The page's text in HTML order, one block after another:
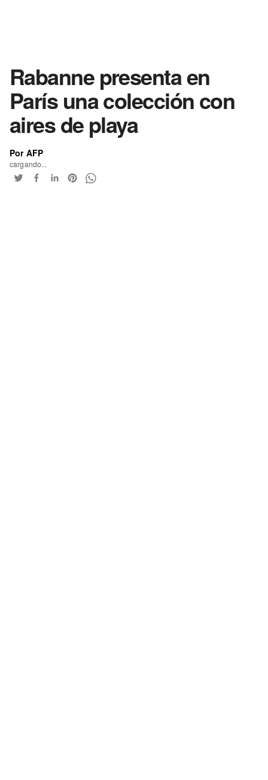
Rabanne presenta en
París una colección con
aires de playa
Por AFP
cargando...